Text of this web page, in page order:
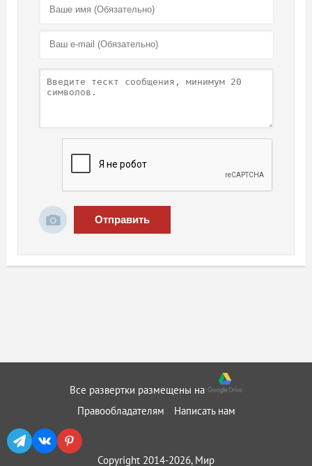
Отправить
Все развертки размещены на
Правообладателям
Написать нам
Copyright 2014-2026, Мир